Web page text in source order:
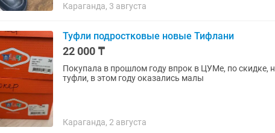
Караганда, 3 августа
Туфли подростковые новые Тифлани
22 000 ₸
Покупала в прошлом году впрок в ЦУМе, по
туфли, в этом году оказались малы
Караганда, 2 августа